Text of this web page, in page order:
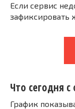
Если сервис
зафиксировать
Что сегодня
График